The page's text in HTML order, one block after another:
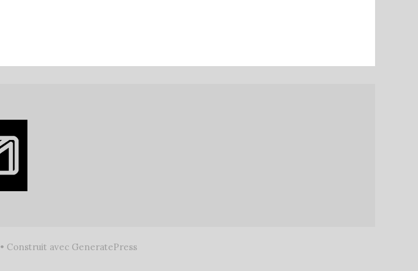
• Construit avec GeneratePress